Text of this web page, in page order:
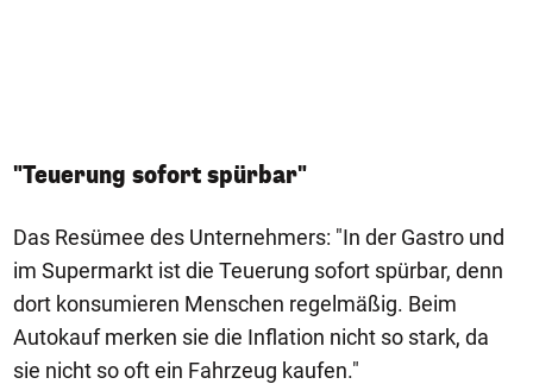
"Teuerung sofort spürbar"
Das Resümee des Unternehmers: "In der Gastro und
im Supermarkt ist die Teuerung sofort spürbar, denn
dort konsumieren Menschen regelmäßig. Beim
Autokauf merken sie die Inflation nicht so stark, da
sie nicht so oft ein Fahrzeug kaufen."